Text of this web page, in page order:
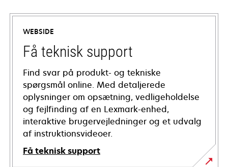
WEBSIDE
Få teknisk support
Find svar på produkt- og tekniske
spørgsmål online. Med detaljerede
oplysninger om opsætning, vedligeholdelse
og fejlfinding af en Lexmark-enhed,
interaktive brugervejledninger og et udvalg
af instruktionsvideoer.
Få teknisk support